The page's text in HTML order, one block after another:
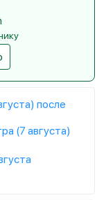
после
(7 августа)